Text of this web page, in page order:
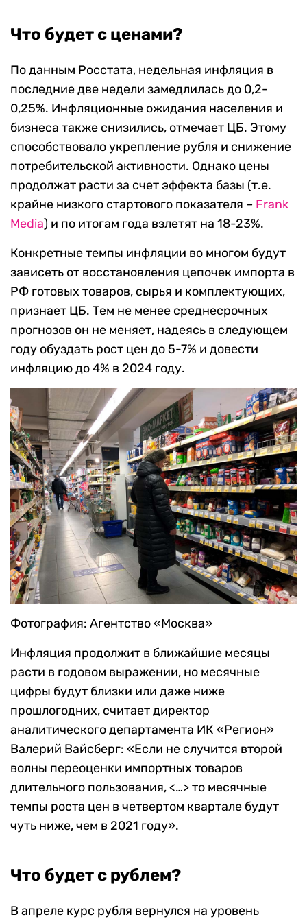
Что будет с ценами?
По данным Росстата, недельная инфляция в
последние две недели замедлилась до 0,2-
0,25%. Инфляционные ожидания населения и
бизнеса также снизились, отмечает ЦБ. Этому
способствовало укрепление рубля и снижение
потребительской активности. Однако цены
продолжат расти за счет эффекта базы (т.е.
крайне низкого стартового показателя – Frank
Media) и по итогам года взлетят на 18-23%.
Конкретные темпы инфляции во многом будут
зависеть от восстановления цепочек импорта в
РФ готовых товаров, сырья и комплектующих,
признает ЦБ. Тем не менее среднесрочных
прогнозов он не меняет, надеясь в следующем
году обуздать рост цен до 5-7% и довести
инфляцию до 4% в 2024 году.
Фотография: Агентство «Москва»
Инфляция продолжит в ближайшие месяцы
расти в годовом выражении, но месячные
цифры будут близки или даже ниже
прошлогодних, считает директор
аналитического департамента ИК «Регион»
Валерий Вайсберг: «Если не случится второй
волны переоценки импортных товаров
длительного пользования, <…> то месячные
темпы роста цен в четвертом квартале будут
чуть ниже, чем в 2021 году».
Что будет с рублем?
В апреле курс рубля вернулся на уровень